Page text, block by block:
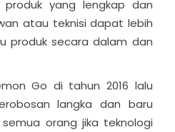
yang lengkap dan
atau teknisi dapat lebih
produk secara dalam dan
Go di tahun 2016 lalu
langka dan baru
orang jika teknologi